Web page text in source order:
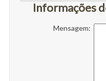
Informações
Mensagem: